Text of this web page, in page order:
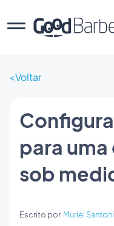
Voltar
para
sob
Escrito por Muriel Santoni